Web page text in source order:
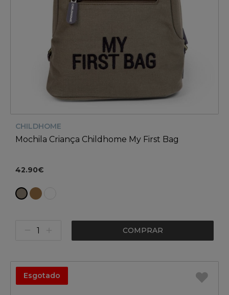
CHILDHOME
Mochila Criança Childhome My First Bag
42.90€
COMPRAR
Esgotado